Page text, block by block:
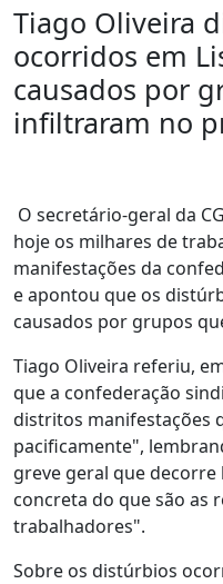
Tiago Oliveira
ocorridos em
causados por
infiltraram no
O secretário-geral da
hoje os milhares de
manifestações da
e apontou que os
causados por grupos
Tiago Oliveira referiu,
que a confederação
distritos manifestações
pacificamente",
greve geral que
concreta do que são as
trabalhadores".
Sobre os distúrbios